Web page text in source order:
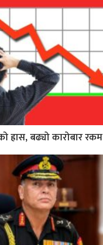
ह्रास, बढ्यो कारोबार रकम